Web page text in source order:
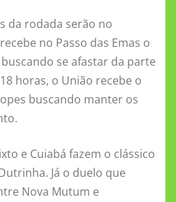
da rodada serão no
no Passo das Emas o
se afastar da parte
horas, o União recebe o
buscando manter os
e Cuiabá fazem o clássico
Já o duelo que
Nova Mutum e